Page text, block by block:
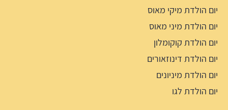
יום הולדת מיקי מאוס
יום הולדת מיני מאוס
יום הולדת קוקומלון
יום הולדת דינוזאורים
יום הולדת מיניונים
יום הולדת לגו